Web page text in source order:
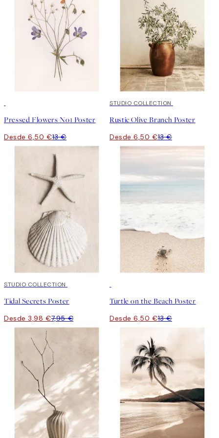
Pressed Flowers No1 Poster
Desde 6,50 €13 €
50%*
STUDIO COLLECTION
Rustic Olive Branch Poster
Desde 6,50 €13 €
50%*
STUDIO COLLECTION
Tidal Secrets Poster
Desde 3,98 €7,95 €
Turtle on the Beach Poster
Desde 6,50 €13 €